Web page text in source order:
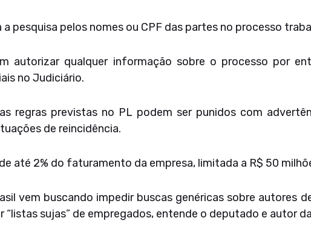
a pesquisa pelos nomes ou CPF das partes no processo
autorizar qualquer informação sobre o processo por
no Judiciário.
regras previstas no PL podem ser punidos com
de reincidência.
até 2% do faturamento da empresa, limitada a R$ 50
vem buscando impedir buscas genéricas sobre autores
“listas sujas” de empregados, entende o deputado e autor